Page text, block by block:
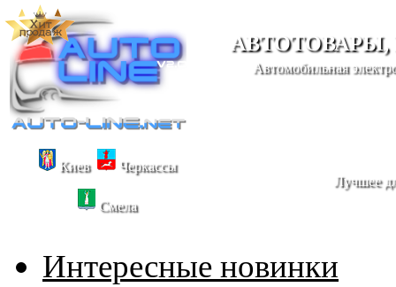
Автомобильная
Киев Черкассы
Смела
Лучшее
Интересные новинки